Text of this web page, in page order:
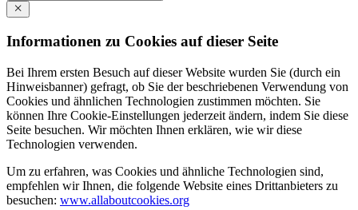
Informationen zu Cookies auf dieser Seite
Bei Ihrem ersten Besuch auf dieser Website wurden Sie (durch ein
Hinweisbanner) gefragt, ob Sie der beschriebenen Verwendung von
Cookies und ähnlichen Technologien zustimmen möchten. Sie
können Ihre Cookie-Einstellungen jederzeit ändern, indem Sie diese
Seite besuchen. Wir möchten Ihnen erklären, wie wir diese
Technologien verwenden.
Um zu erfahren, was Cookies und ähnliche Technologien sind,
empfehlen wir Ihnen, die folgende Website eines Drittanbieters zu
besuchen: www.allaboutcookies.org